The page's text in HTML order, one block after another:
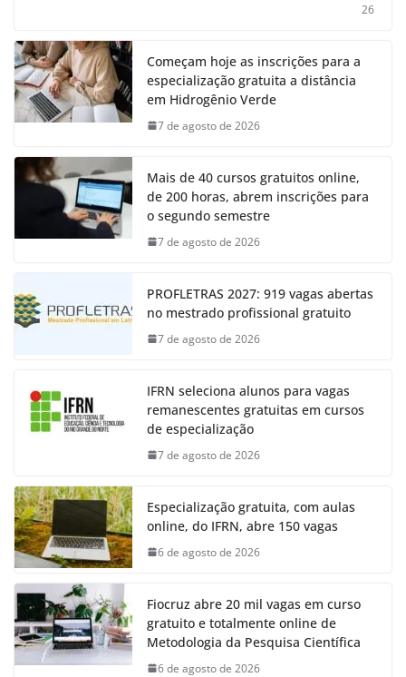
26
Começam hoje as inscrições para a
especialização gratuita a distância
em Hidrogênio Verde
7 de agosto de 2026
Mais de 40 cursos gratuitos online,
de 200 horas, abrem inscrições para
o segundo semestre
7 de agosto de 2026
PROFLETRAS 2027: 919 vagas abertas
no mestrado profissional gratuito
7 de agosto de 2026
IFRN seleciona alunos para vagas
remanescentes gratuitas em cursos
de especialização
7 de agosto de 2026
Especialização gratuita, com aulas
online, do IFRN, abre 150 vagas
6 de agosto de 2026
Fiocruz abre 20 mil vagas em curso
gratuito e totalmente online de
Metodologia da Pesquisa Científica
6 de agosto de 2026